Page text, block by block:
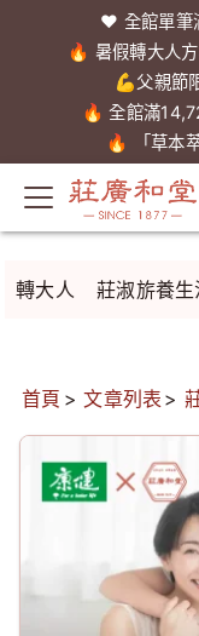
❤️ 全館單筆
🔥 暑假轉大人
💪父親節
🔥 全館滿
🔥 「草本
轉大人 莊淑旂養生
首頁 文章列表